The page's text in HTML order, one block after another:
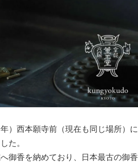
）西本願寺前（現在も同じ場所）に
た。
御香を納めており、日本最古の御香